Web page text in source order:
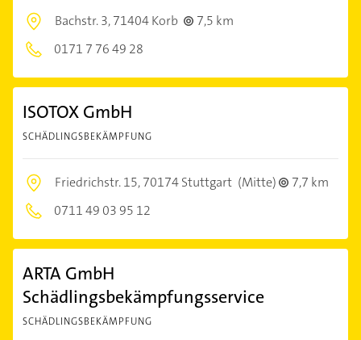
Bachstr. 3,71404 Korb
7,5 km
0171 7 76 49 28
ISOTOX GmbH
SCHÄDLINGSBEKÄMPFUNG
Friedrichstr. 15,70174 Stuttgart (Mitte)
7,7 km
0711 49 03 95 12
ARTA GmbH
Schädlingsbekämpfungsservice
SCHÄDLINGSBEKÄMPFUNG